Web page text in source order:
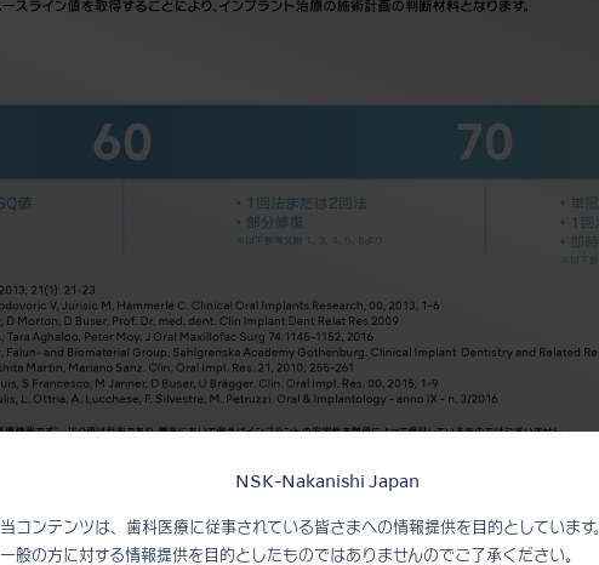
NSK-Nakanishi Japan
当コンテンツは、歯科医療に従事されている皆さまへの情報提供を目的としています
一般の方に対する情報提供を目的としたものではありませんのでご了承ください。